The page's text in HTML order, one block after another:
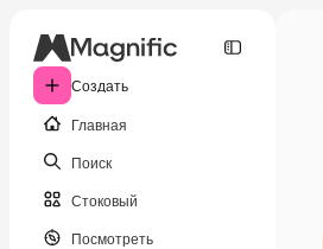
Создать
Главная
Поиск
Стоковый
Посмотреть